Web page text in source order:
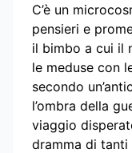
C’è un
pensieri e
il bimbo a cui il
le meduse con
secondo
l’ombra della
viaggio
dramma di tanti